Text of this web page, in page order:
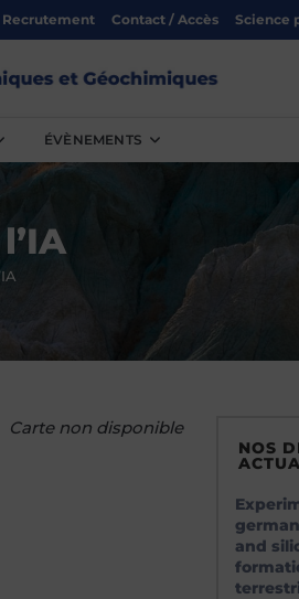
Recrutement Contact / Accès Science
ÉVÈNEMENTS
Carte non disponible
NOS
and